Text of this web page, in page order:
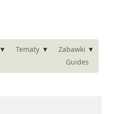
▾ Tematy ▾ Zabawki ▾
Guides